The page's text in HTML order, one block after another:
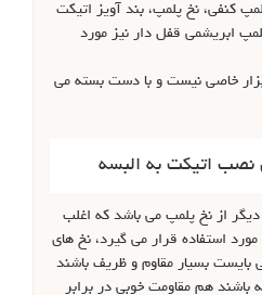
کنفی، نخ پلمپ، بند آویز اتیکت
ابریشمی قفل دار نیز مورد
خاصی نیست و با دست بسته می
نصب اتیکت به البسه
از نخ پلمپ می باشد که اغلب
استفاده قرار می گیرد، نخ های
بایست بسیار مقاوم و ظریف باشند
باشند هم مقاومت خوبی در برابر